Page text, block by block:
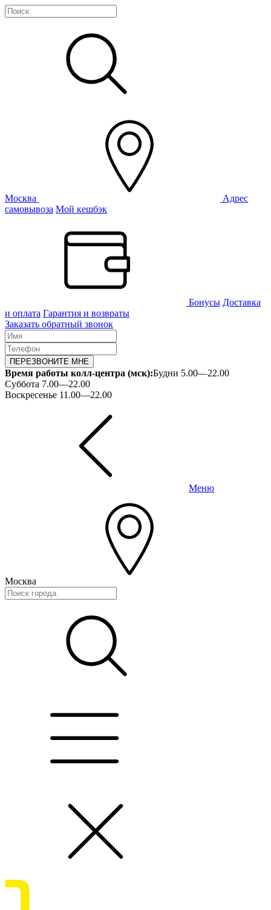
Москва
Адрес
самовывоза Мой кешбэк
Бонусы Доставка
и оплата Гарантия и возвраты
Заказать обратный звонок
ПЕРЕЗВОНИТЕ МНЕ
Время работы колл-центра (мск):Будни 5.00—22.00
Суббота 7.00—22.00
Воскресенье 11.00—22.00
Меню
Москва